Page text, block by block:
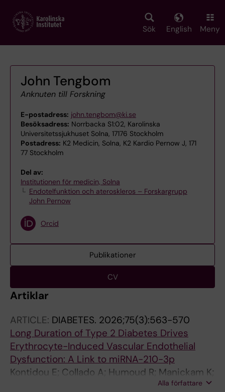
main
Sök English Meny
John Tengbom
Anknuten till Forskning
E-postadress: john.tengbom@ki.se
Besöksadress: Norrbacka S1:02, Karolinska
Universitetssjukhuset Solna, 17176 Stockholm
Postadress: K2 Medicin, Solna, K2 Kardio Pernow J, 171
77 Stockholm
Del av:
Institutionen för medicin, Solna
Endotelfunktion och ateroskleros – Forskargrupp
John Pernow
Orcid
Publikationer
CV
Artiklar
ARTICLE: DIABETES. 2026;75(3):563-570
Long Duration of Type 2 Diabetes Drives
Erythrocyte-Induced Vascular Endothelial
Dysfunction: A Link to miRNA-210-3p
Kontidou E; Collado A; Humoud R; Manickam K;
Tengbom J; Jiao T; Alvarsson M; Yang J;
Alla författare